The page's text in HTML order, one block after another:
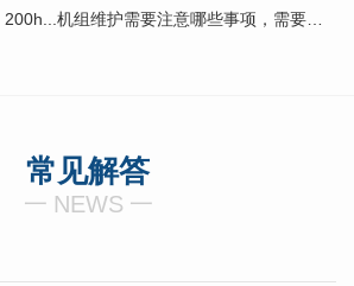
机组维护需要注意哪些事项，需要考
常见解答
一 NEWS 一